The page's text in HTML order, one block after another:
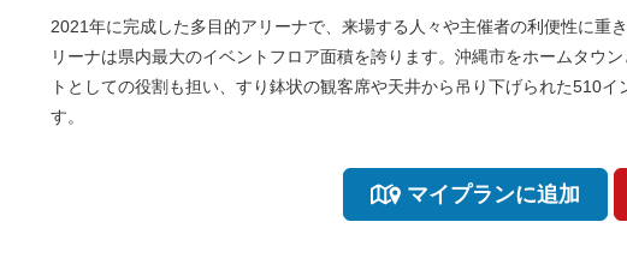
2021年に完成した多目的アリーナで、来場する人々や主催者の利便性に重
リーナは県内最大のイベントフロア面積を誇ります。沖縄市をホームタウ
トとしての役割も担い、すり鉢状の観客席や天井から吊り下げられた510
す。
マイプランに追加